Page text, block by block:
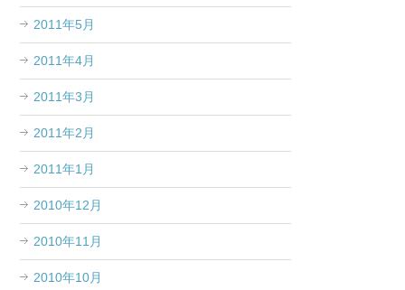
2011年5月
2011年4月
2011年3月
2011年2月
2011年1月
2010年12月
2010年11月
2010年10月